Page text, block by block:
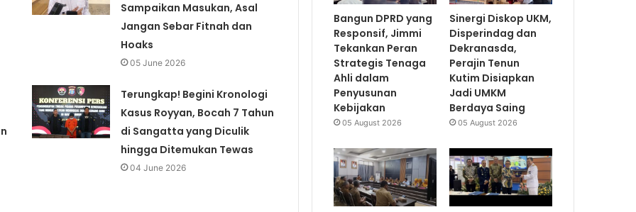
Sampaikan Masukan, Asal
Jangan Sebar Fitnah dan
Hoaks
05 June 2026
Terungkap! Begini Kronologi
Kasus Royyan, Bocah 7 Tahun
di Sangatta yang Diculik
hingga Ditemukan Tewas
04 June 2026
Bangun DPRD yang
Responsif, Jimmi
Tekankan Peran
Strategis Tenaga
Ahli dalam
Penyusunan
Kebijakan
05 August 2026
Sinergi Diskop UKM,
Disperindag dan
Dekranasda,
Perajin Tenun
Kutim Disiapkan
Jadi UMKM
Berdaya Saing
05 August 2026